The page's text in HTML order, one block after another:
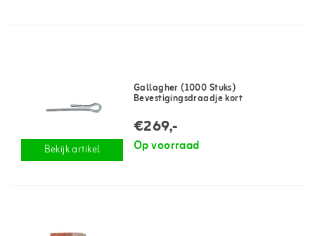
Bekijk artikel
Gallagher (1000 Stuks)
Bevestigingsdraadje kort
€269,-
Op voorraad